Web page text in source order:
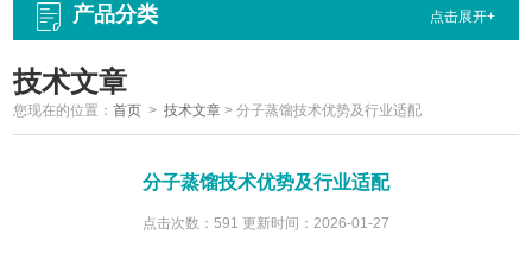
产品分类 点击展开+
技术文章
您现在的位置：首页 >技术文章 >分子蒸馏技术优势及行业适配
分子蒸馏技术优势及行业适配
点击次数：591 更新时间：2026-01-27